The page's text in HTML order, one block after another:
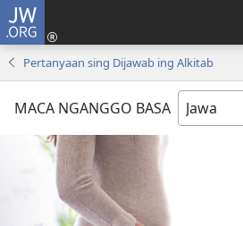
JW.ORG
Pertanyaan sing Dijawab ing Alkitab
MACA NGANGGO BASA